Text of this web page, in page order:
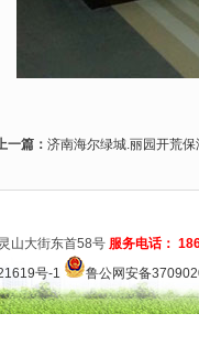
一篇： 济南海尔绿城.丽园开荒保
山大街东首58号 服务电话：
号-1 鲁公网安备